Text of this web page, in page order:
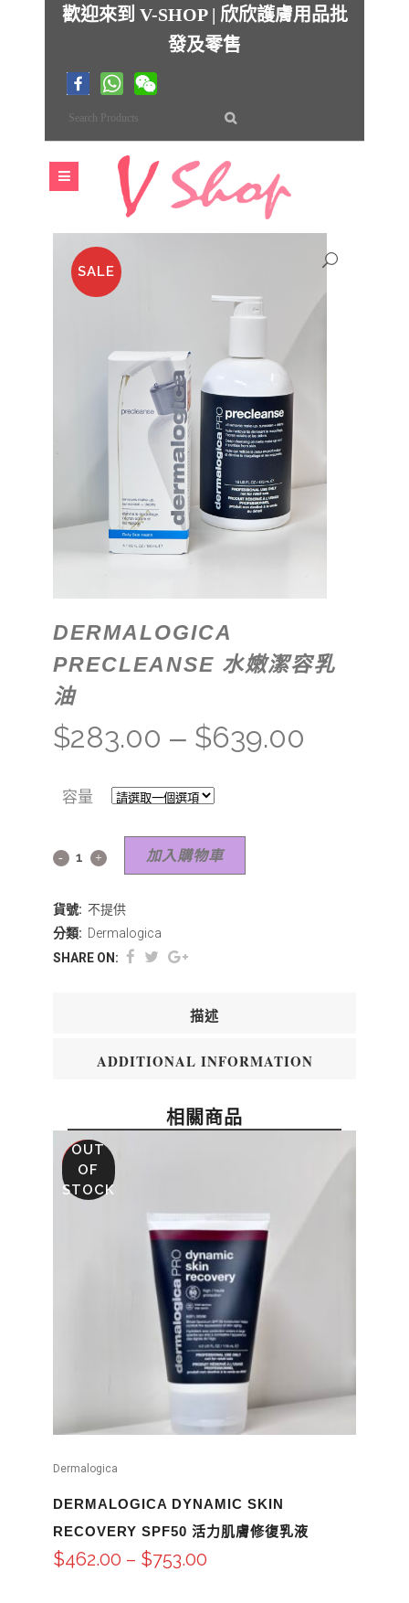
歡迎來到 V-SHOP | 欣欣護膚用品批
發及零售
SALE
DERMALOGICA
PRECLEANSE 水嫩潔容乳
油
$283.00 – $639.00
容量
加入購物車
貨號: 不提供
分類: Dermalogica
SHARE ON:
描述
ADDITIONAL INFORMATION
相關商品
SALE
OUT
OF
STOCK
Dermalogica
DERMALOGICA DYNAMIC SKIN
RECOVERY SPF50 活力肌膚修復乳液
$462.00 – $753.00